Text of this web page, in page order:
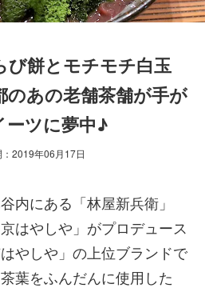
び餅とモチモチ白玉
のあの老舗茶舗が手が
ーツに夢中♪
：2019年06月17日
内にある「林屋新兵衛」
はやしや」がプロデュース
やしや」の上位ブランドで
葉をふんだんに使用した